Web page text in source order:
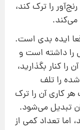
را ترک کند،
می‌کند.
ایده بدی است.
را داشته است و
کنار بگذارید،
را تلف
کاری آن را ترک
تبدیل می‌شود.
اما تعداد کمی از